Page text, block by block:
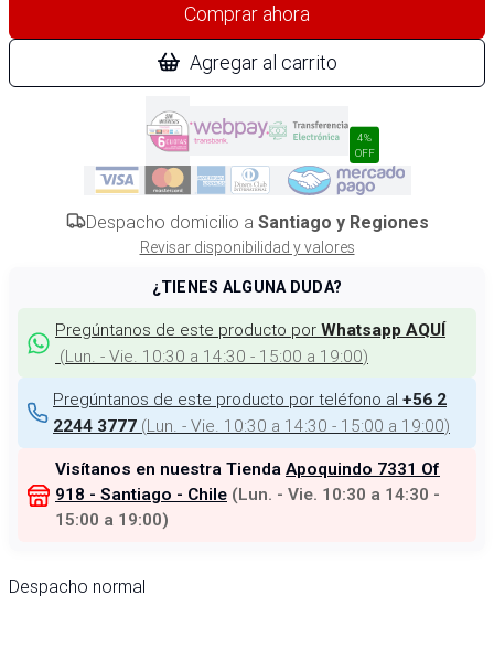
Comprar ahora
Agregar al carrito
4%
OFF
Despacho domicilio a Santiago y Regiones
Revisar disponibilidad y valores
¿TIENES ALGUNA DUDA?
Pregúntanos de este producto por Whatsapp AQUÍ
(Lun. - Vie. 10:30 a 14:30 - 15:00 a 19:00)
Pregúntanos de este producto por teléfono al +56 2
2244 3777 (Lun. - Vie. 10:30 a 14:30 - 15:00 a 19:00)
Visítanos en nuestra Tienda Apoquindo 7331 Of
918 - Santiago - Chile (Lun. - Vie. 10:30 a 14:30 -
15:00 a 19:00)
Despacho normal